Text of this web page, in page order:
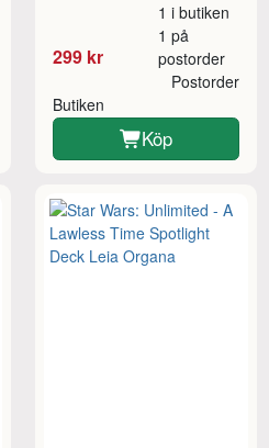
299 kr
1 i butiken
1 på
postorder
Butiken
Postorder
Köp